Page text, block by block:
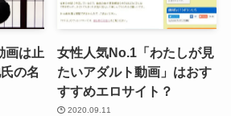
画は止
の名
女性人気No.1「わたしが見
たいアダルト動画」はおす
すすめエロサイト？
2020.09.11